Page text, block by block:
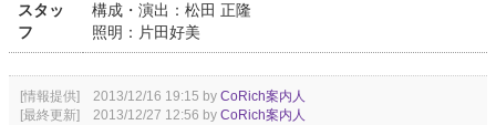
スタッ
フ
構成・演出：松田 正隆
照明：片田好美
[情報提供] 2013/12/16 19:15 by CoRich案内人
[最終更新] 2013/12/27 12:56 by CoRich案内人